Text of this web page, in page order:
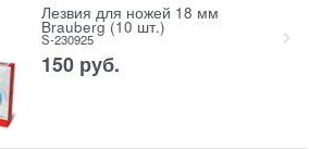
Лезвия для ножей 18 мм
Brauberg (10 шт.)
S-230925
150 руб.